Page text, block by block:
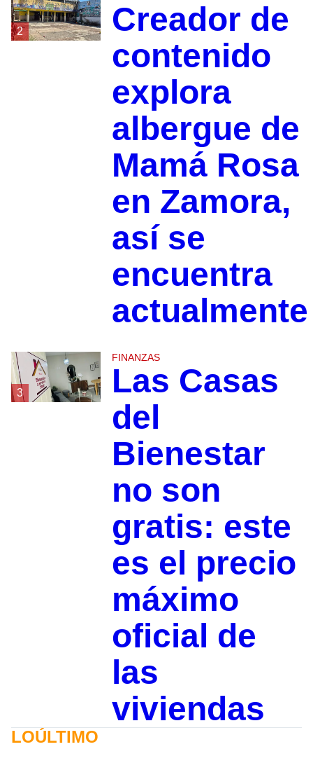
2
Creador de
contenido
explora
albergue de
Mamá Rosa
en Zamora,
así se
encuentra
actualmente
3
FINANZAS
Las Casas
del
Bienestar
no son
gratis: este
es el precio
máximo
oficial de
las
viviendas
LOÚLTIMO